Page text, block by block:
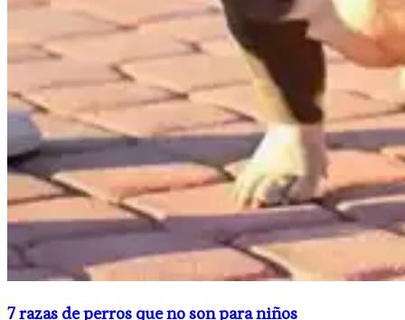
​7 razas de perros que no son para niños